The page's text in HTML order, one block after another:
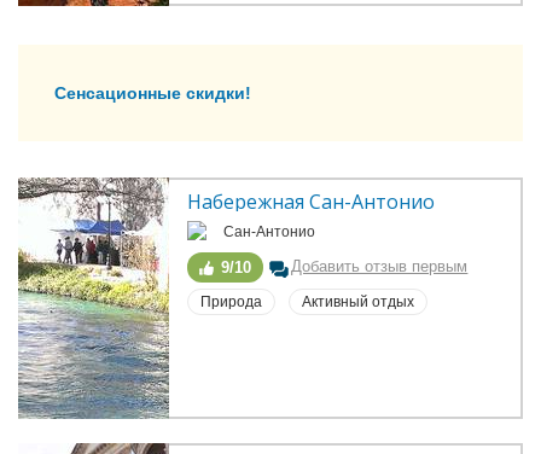
Сенсационные скидки!
Набережная Сан-Антонио
Сан-Антонио
9/10 Добавить отзыв первым
Природа Активный отдых